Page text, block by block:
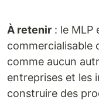
À retenir : le MLP
commercialisable
comme aucun
entreprises et les
construire des